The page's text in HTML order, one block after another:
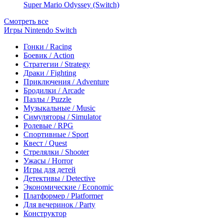
Super Mario Odyssey (Switch)
Смотреть все
Игры Nintendo Switch
Гонки / Racing
Боевик / Action
Стратегии / Strategy
Драки / Fighting
Приключения / Adventure
Бродилки / Arcade
Пазлы / Puzzle
Музыкальные / Music
Симуляторы / Simulator
Ролевые / RPG
Спортивные / Sport
Квест / Quest
Стрелялки / Shooter
Ужасы / Horror
Игры для детей
Детективы / Detective
Экономические / Economic
Платформер / Platformer
Для вечеринок / Party
Конструктор